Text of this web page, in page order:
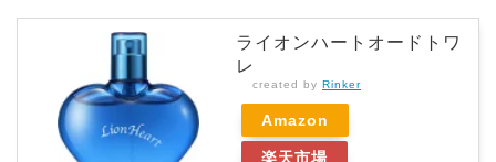
ライオンハートオードトワ
レ
created by Rinker
Amazon
楽天市場